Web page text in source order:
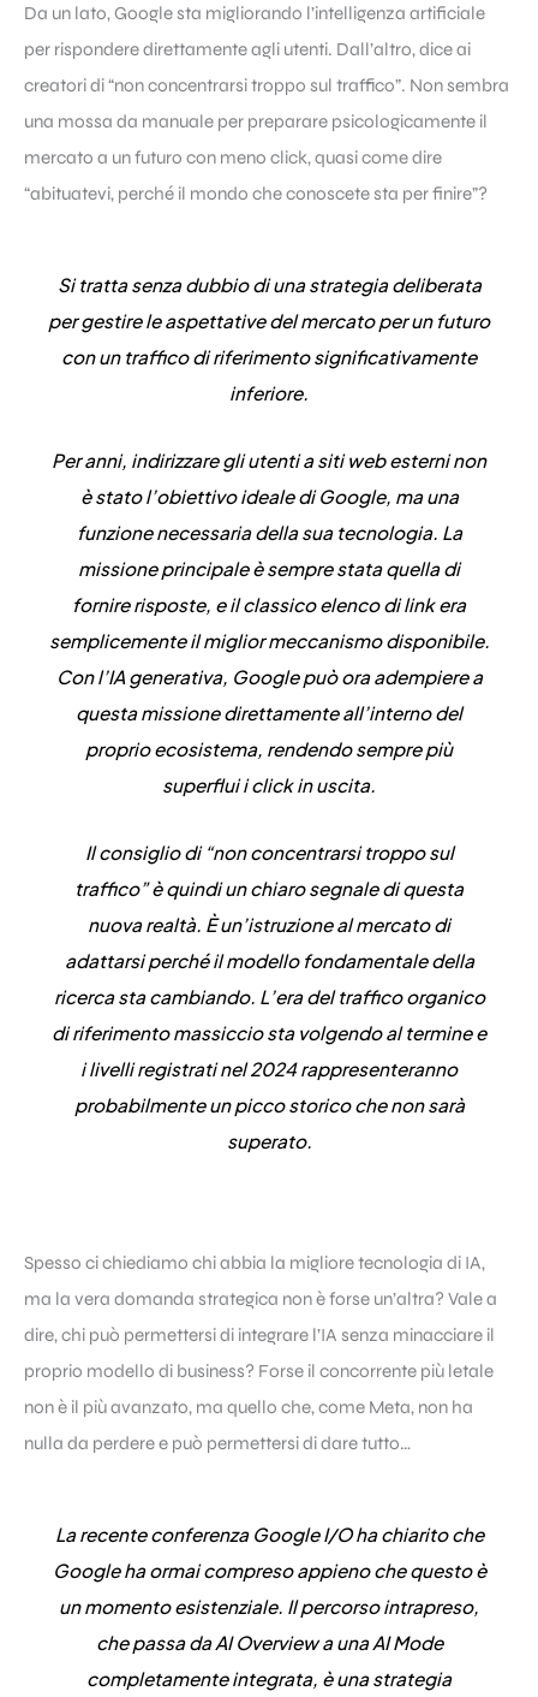
Da un lato, Google sta migliorando l’intelligenza artificiale
per rispondere direttamente agli utenti. Dall’altro, dice ai
creatori di “non concentrarsi troppo sul traffico”. Non sembra
una mossa da manuale per preparare psicologicamente il
mercato a un futuro con meno click, quasi come dire
“abituatevi, perché il mondo che conoscete sta per finire”?
Si tratta senza dubbio di una strategia deliberata
per gestire le aspettative del mercato per un futuro
con un traffico di riferimento significativamente
inferiore.
Per anni, indirizzare gli utenti a siti web esterni non
è stato l’obiettivo ideale di Google, ma una
funzione necessaria della sua tecnologia. La
missione principale è sempre stata quella di
fornire risposte, e il classico elenco di link era
semplicemente il miglior meccanismo disponibile.
Con l’IA generativa, Google può ora adempiere a
questa missione direttamente all’interno del
proprio ecosistema, rendendo sempre più
superflui i click in uscita.
Il consiglio di “non concentrarsi troppo sul
traffico” è quindi un chiaro segnale di questa
nuova realtà. È un’istruzione al mercato di
adattarsi perché il modello fondamentale della
ricerca sta cambiando. L’era del traffico organico
di riferimento massiccio sta volgendo al termine e
i livelli registrati nel 2024 rappresenteranno
probabilmente un picco storico che non sarà
superato.
Spesso ci chiediamo chi abbia la migliore tecnologia di IA,
ma la vera domanda strategica non è forse un’altra? Vale a
dire, chi può permettersi di integrare l’IA senza minacciare il
proprio modello di business? Forse il concorrente più letale
non è il più avanzato, ma quello che, come Meta, non ha
nulla da perdere e può permettersi di dare tutto…
La recente conferenza Google I/O ha chiarito che
Google ha ormai compreso appieno che questo è
un momento esistenziale. Il percorso intrapreso,
che passa da AI Overview a una AI Mode
completamente integrata, è una strategia